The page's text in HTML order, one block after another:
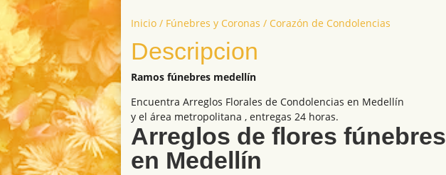
Inicio / Fúnebres y Coronas / Corazón de Condolencias
Descripcion
Ramos fúnebres medellín
Encuentra Arreglos Florales de Condolencias en Medellín
y el área metropolitana , entregas 24 horas.
Arreglos de flores fúnebres
en Medellín